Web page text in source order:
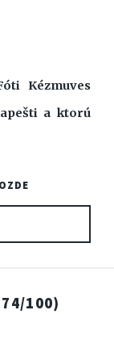
Kézmuves
a ktorú
100)